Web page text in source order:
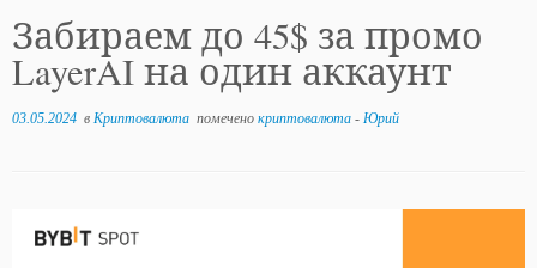
Забираем до 45$ за промо
LayerAI на один аккаунт
03.05.2024 в Криптовалюта помечено криптовалюта - Юрий